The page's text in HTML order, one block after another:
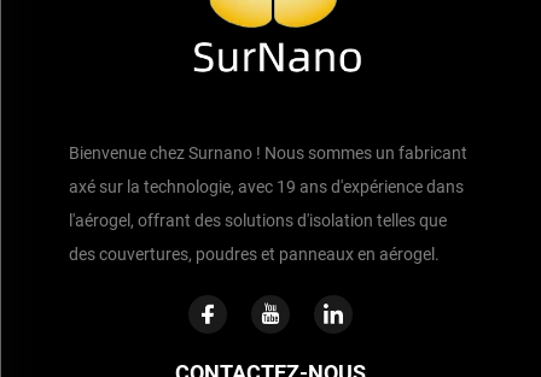
Bienvenue chez Surnano ! Nous sommes un fabricant
axé sur la technologie, avec 19 ans d'expérience dans
l'aérogel, offrant des solutions d'isolation telles que
des couvertures, poudres et panneaux en aérogel.